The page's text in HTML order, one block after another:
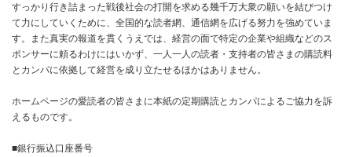
すっかり行き詰まった戦後社会の打開を求める幾千万大衆の願いを結びつけ
て力にしていくために、全国的な読者網、通信網を広げる努力を強めていま
す。また真実の報道を貫くうえでは、経営の面で特定の企業や組織などのス
ポンサーに頼るわけにはいかず、一人一人の読者・支持者の皆さまの購読料
とカンパに依拠して経営を成り立たせるほかはありません。
ホームページの愛読者の皆さまに本紙の定期購読とカンパによるご協力を訴
えるものです。
■銀行振込口座番号